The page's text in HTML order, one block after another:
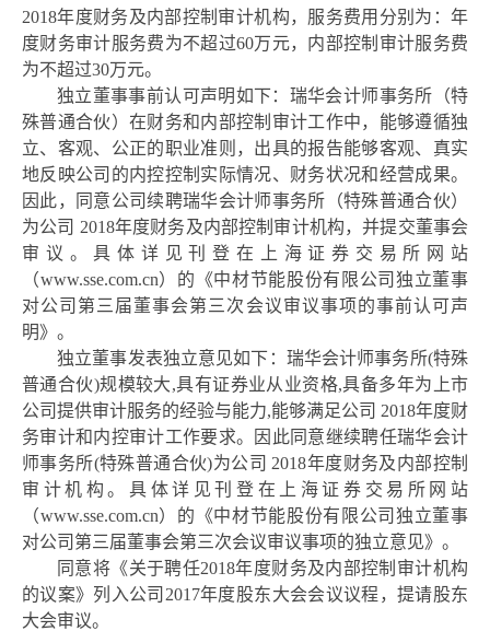
2018年度财务及内部控制审计机构，服务费用分别为：年
度财务审计服务费为不超过60万元，内部控制审计服务费
为不超过30万元。
独立董事事前认可声明如下：瑞华会计师事务所（特
殊普通合伙）在财务和内部控制 审计工作中，能够遵循独
立、客观、公正的职业准则，出具的报告能够客观、真实
地反映公司的内控控制 实际情况、财务状况和经营成果。
因此，同意公司续聘瑞华会计师事务所（特殊普通合伙）
为公司 2018年度财务及内部控制审计机构，并提交董事会
审议 。具体详见刊登在上海证券交易所网站
（www.sse.com.cn）的《中材节能股份有限公司独立董事
对公司第三届董事会第三次会议审议事项的事前认可声
明》。
独立董事发表独立意见如下：瑞华会计师事务所(特殊
普通合伙)规模较大,具有证券业从业资格,具备多年为上市
公司提供审计服务的经验与能力,能够满足公司 2018年度财
务审计和内控审计工作要求。因此同意继续聘任瑞华会计
师事务所(特殊普通合伙)为公司 2018年度财务及内部控制
审计机构。具体详见刊登在上海证券交易所网站
（www.sse.com.cn）的《中材节能股份有限公司独立董事
对公司第三届董事会第三次会议审议事项的独立意见》。
同意将《关于聘任2018年度财务及内部控制审计机构
的议案》列入公司2017年度股东大会会议议程，提请股东
大会审议。